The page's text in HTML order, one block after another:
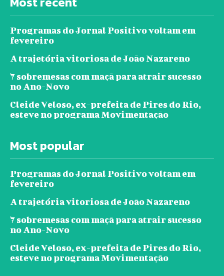
Programas do Jornal Positivo voltam em
fevereiro
A trajetória vitoriosa de João Nazareno
7 sobremesas com maçã para atrair sucesso
no Ano-Novo
Cleide Veloso, ex-prefeita de Pires do Rio,
esteve no programa Movimentação
Most popular
Programas do Jornal Positivo voltam em
fevereiro
A trajetória vitoriosa de João Nazareno
7 sobremesas com maçã para atrair sucesso
no Ano-Novo
Cleide Veloso, ex-prefeita de Pires do Rio,
esteve no programa Movimentação